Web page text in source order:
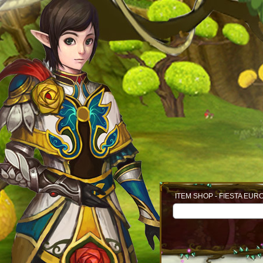
ITEM SHOP - FIESTA